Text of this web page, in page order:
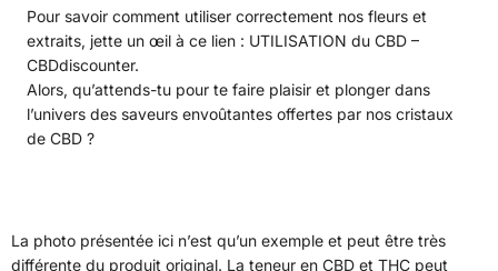
Pour savoir comment utiliser correctement nos fleurs et
extraits, jette un œil à ce lien : UTILISATION du CBD –
CBDdiscounter.
Alors, qu’attends-tu pour te faire plaisir et plonger dans
l’univers des saveurs envoûtantes offertes par nos cristaux
de CBD ?
La photo présentée ici n’est qu’un exemple et peut être très
différente du produit original. La teneur en CBD et THC peut